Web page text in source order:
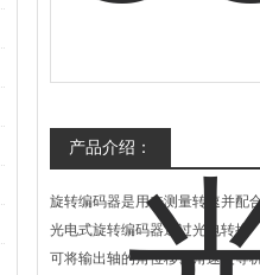
产品介绍：
旋转编码器是用来测量转速并配
光电式旋转编码器通过光电转换
可将输出轴的角位移、角速度等